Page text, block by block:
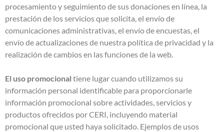
procesamiento y seguimiento de sus donaciones en línea, la
prestación de los servicios que solicita, el envío de
comunicaciones administrativas, el envío de encuestas, el
envío de actualizaciones de nuestra política de privacidad y la
realización de cambios en las funciones de la web.
El uso promocional tiene lugar cuando utilizamos su
información personal identificable para proporcionarle
información promocional sobre actividades, servicios y
productos ofrecidos por CERI, incluyendo material
promocional que usted haya solicitado. Ejemplos de usos